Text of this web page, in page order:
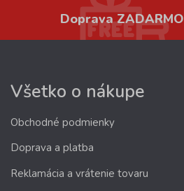
Doprava ZADARMO
Všetko o nákupe
Obchodné podmienky
Doprava a platba
Reklamácia a vrátenie tovaru